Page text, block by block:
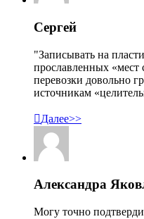
Сергей
"Записывать на
прославленных «мест
перевозки довольно
источникам
Далее>>
Александра
Могу точно